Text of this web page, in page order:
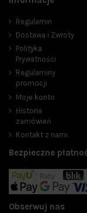
Regulamin
Dostawa i Zwroty
Polityka
Prywatności
Regulaminy
promocji
Moje konto
Historia
zamówień
Kontakt z nami
Bezpieczne
Obserwuj nas